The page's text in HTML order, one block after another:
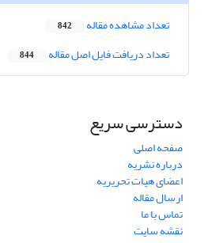
تعداد مشاهده مقاله 842
تعداد دریافت فایل اصل مقاله 844
دسترسی سریع
صفحه اصلی
درباره نشریه
اعضای هیات تحریریه
ارسال مقاله
تماس با ما
نقشه سایت